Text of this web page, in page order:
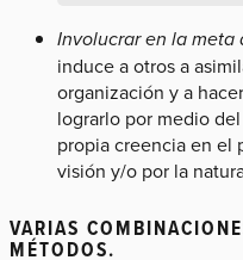
Involucrar en la meta
induce a otros a
organización y a
lograrlo por medio
propia creencia en el
visión y/o por la
VARIAS
MÉTODOS.